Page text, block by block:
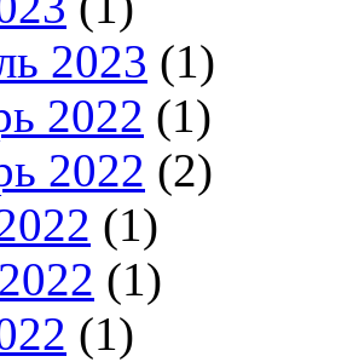
2023 (1)
2022 (1)
2022 (2)
(1)
(1)
(1)